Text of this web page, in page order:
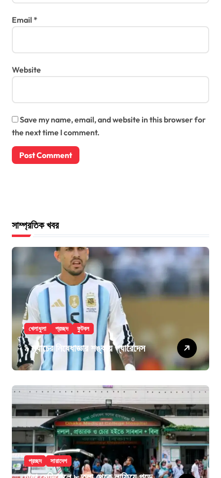
Email *
Website
Save my name, email, and website in this browser for
the next time I comment.
সাম্প্রতিক খবর
খেলাধুলা প্রচ্ছদ ফুটবল
৯ ম্যাচের নিষেধাজ্ঞার শঙ্কায় প্যারেদেস
প্রচ্ছদ সারাদেশ